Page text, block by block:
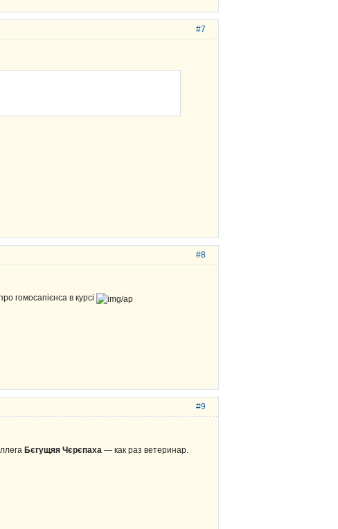
#7
#8
гомосапієнса в курсі
#9
Бєгущяя Чєрєпаха — как раз ветеринар.